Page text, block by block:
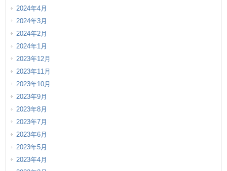
2024年4月
2024年3月
2024年2月
2024年1月
2023年12月
2023年11月
2023年10月
2023年9月
2023年8月
2023年7月
2023年6月
2023年5月
2023年4月